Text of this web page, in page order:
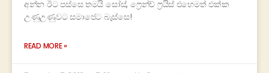
අන්න ඊට පස්සෙ තමයි සෝස්, ෆ්‍රෙන්ච් ෆ්‍රයිස් එහෙමත් එක්ක
උණුඋණුවට සමාජෙට බැස්සෙ!
READ MORE »